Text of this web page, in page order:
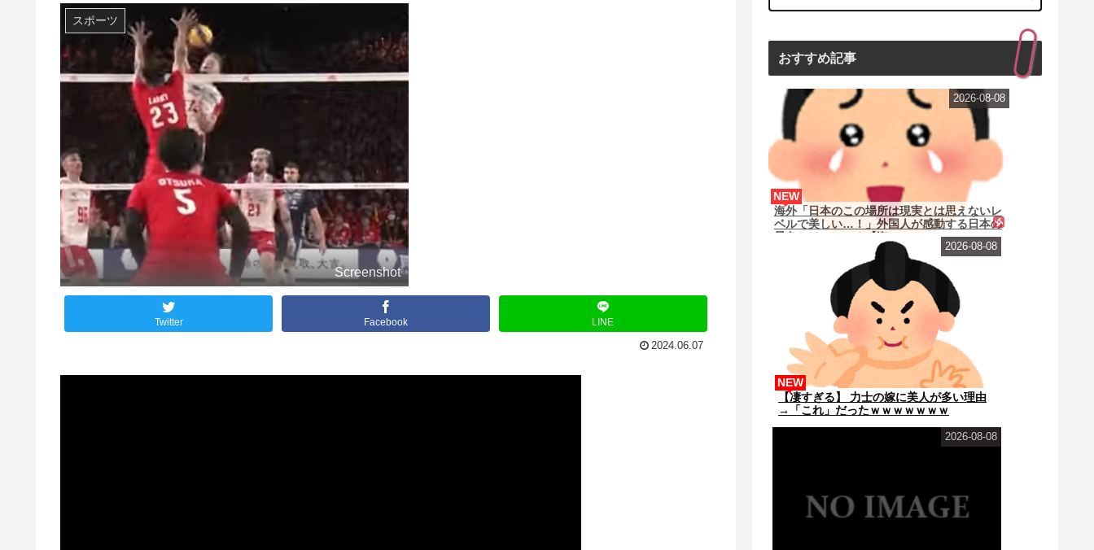
スポーツ
Screenshot
Twitter Facebook LINE
2024.06.07
おすすめ記事
海外「日本のこの場所は現実とは思えないレ
ベルで美しい…！」外国人が感動する日本の
NEW
2026-08-08
【凄すぎる】 力士の嫁に美人が多い理由
→「これ」だったｗｗｗｗｗｗｗ
NEW
2026-08-08
2026-08-08